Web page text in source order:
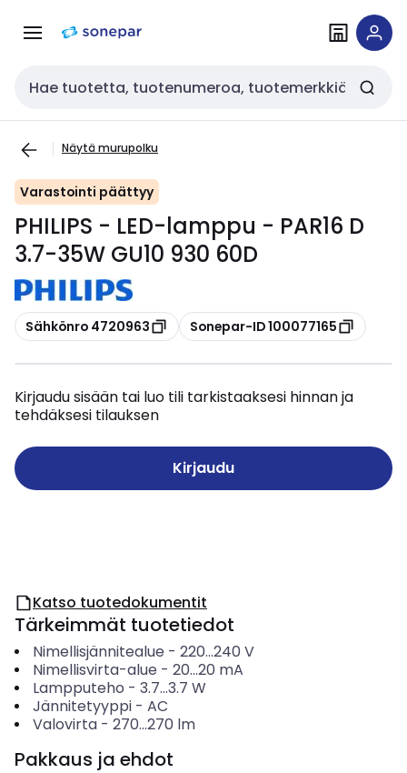
navigointiinsisältöön
Haku
Näytä murupolku
Varastointi päättyy
PHILIPS - LED-lamppu - PAR16 D
3.7-35W GU10 930 60D
Kopioi
Sähkönro 4720963 Kopioi
Sonepar-ID 100077165
Kirjaudu sisään tai luo tili tarkistaaksesi hinnan ja
tehdäksesi tilauksen
Kirjaudu
Katso tuotedokumentit
Tärkeimmät tuotetiedot
Nimellisjännitealue - 220...240 V
Nimellisvirta-alue - 20...20 mA
Lampputeho - 3.7...3.7 W
Jännitetyyppi- AC
Valovirta- 270...270 lm
Pakkaus ja ehdot